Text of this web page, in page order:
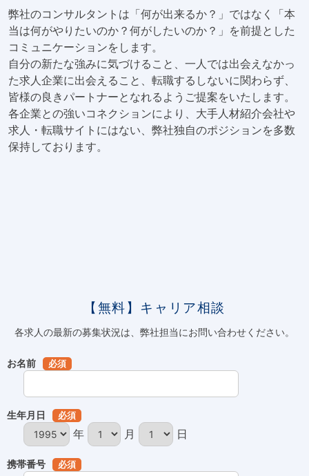
弊社のコンサルタントは「何が出来るか？」ではなく「本
当は何がやりたいのか？何がしたいのか？」を前提とした
コミュニケーションをします。
自分の新たな強みに気づけること、一人では出会えなかっ
た求人企業に出会えること、転職するしないに関わらず、
皆様の良きパートナーとなれるようご提案をいたします。
各企業との強いコネクションにより、大手人材紹介会社や
求人・転職サイトにはない、弊社独自のポジションを多数
保持しております。
【無料】キャリア相談
各求人の最新の募集状況は、弊社担当にお問い合わせください。
お名前 必須
生年月日 必須
年 月 日
携帯番号 必須